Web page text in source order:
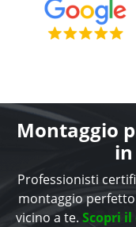
Montaggio
Professionisti
montaggio
vicino a te. Scopri